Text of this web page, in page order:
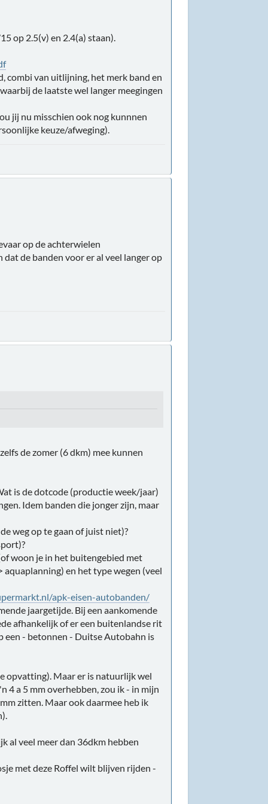
op 2.5(v) en 2.4(a) staan).
combi van uitlijning, het merk band en
de laatste wel langer meegingen
jij nu misschien ook nog kunnnen
keuze/afweging).
op de achterwielen
de banden voor er al veel langer op
de zomer (6 dkm) mee kunnen
is de dotcode (productie week/jaar)
Idem banden die jonger zijn, maar
weg op te gaan of juist niet)?
woon je in het buitengebied met
en het type wegen (veel
apk-eisen-autobanden/
jaargetijde. Bij een aankomende
afhankelijk of er een buitenlandse rit
een - betonnen - Duitse Autobahn is
opvatting). Maar er is natuurlijk wel
4 a 5 mm overhebben, zou ik - in mijn
zitten. Maar ook daarmee heb ik
al veel meer dan 36dkm hebben
met deze Roffel wilt blijven rijden -